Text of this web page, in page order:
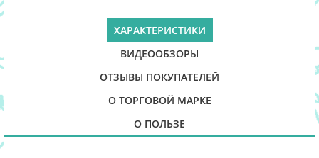
ХАРАКТЕРИСТИКИ
ВИДЕООБЗОРЫ
ОТЗЫВЫ ПОКУПАТЕЛЕЙ
О ТОРГОВОЙ МАРКЕ
О ПОЛЬЗЕ